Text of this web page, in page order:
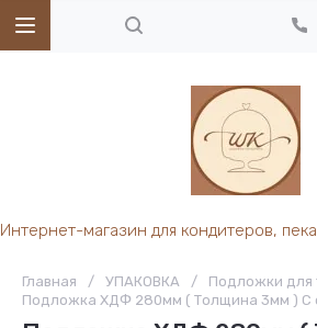
Интернет-магазин для кондитеров,
Главная / УПАКОВКА / Подложки для
Подложка ХДФ 280мм ( Толщина 3мм ) С